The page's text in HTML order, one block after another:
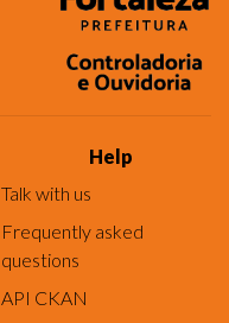
Help
Talk with us
Frequently asked
questions
API CKAN